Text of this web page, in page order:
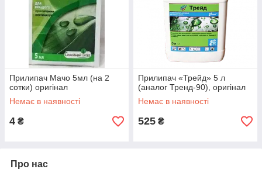
Прилипач Мачо 5мл (на 2
сотки) оригінал
Немає в наявності
4 ₴
Прилипач «Трейд» 5 л
(аналог Тренд-90), оригінал
Немає в наявності
525 ₴
Про нас